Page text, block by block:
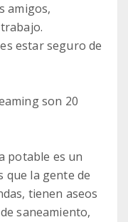
amigos,
estar seguro de
son 20
potable es un
que la gente de
tienen aseos
saneamiento,